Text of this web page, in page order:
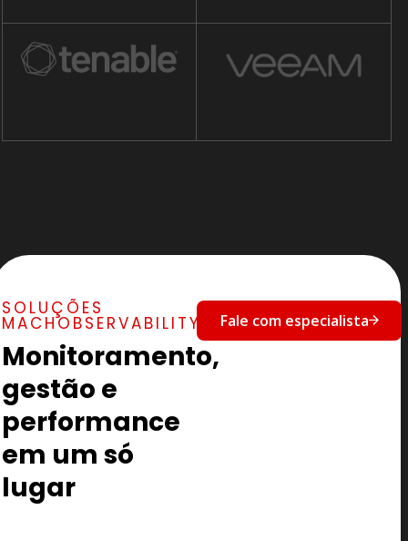
SOLUÇÕES
MACHOBSERVABILITY
Monitoramento,
gestão e
performance
em um só
lugar
Fale com especialista